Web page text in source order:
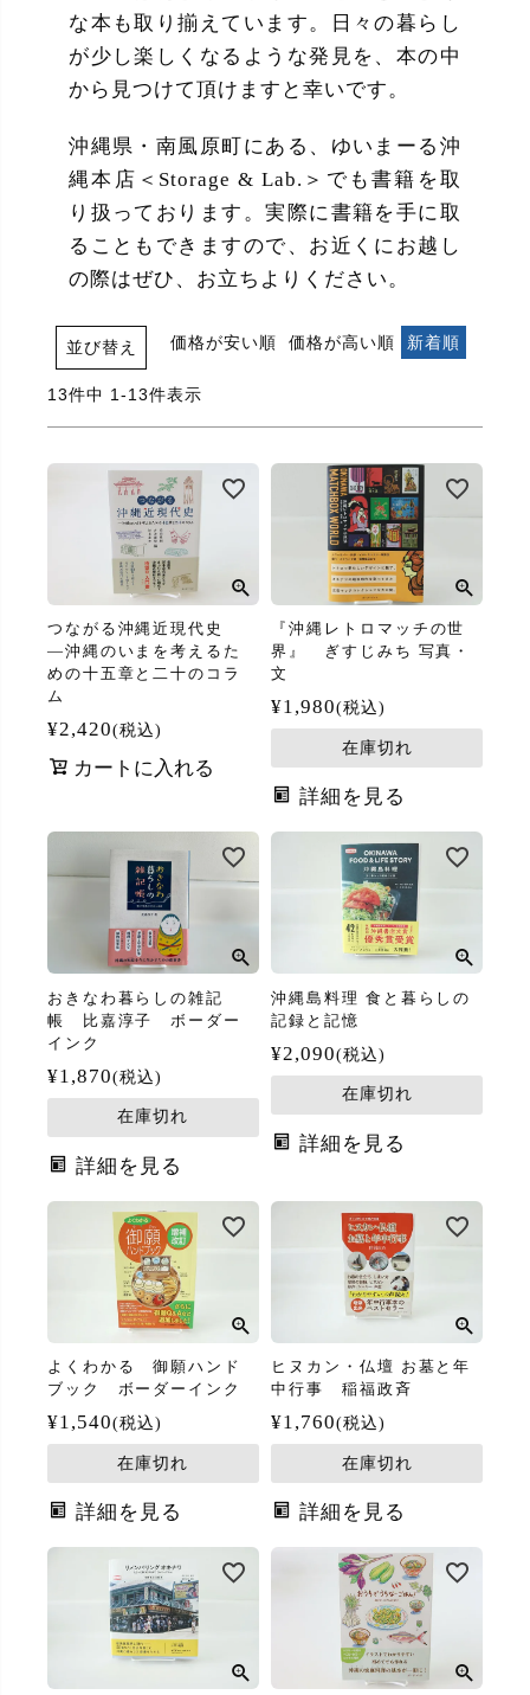
な本も取り揃えています。日々の暮らし
が少し楽しくなるような発見を、本の中
から見つけて頂けますと幸いです。
沖縄県・南風原町にある、ゆいまーる沖
縄本店＜Storage & Lab.＞でも書籍を取
り扱っております。実際に書籍を手に取
ることもできますので、お近くにお越し
の際はぜひ、お立ちよりください。
並び替え 価格が安い順 価格が高い順 新着順
13件中 1 -13件表示
つながる沖縄近現代史
―沖縄のいまを考えるた
めの十五章と二十のコラ
ム
¥2,420 税込
カートに入れる
『沖縄レトロマッチの世
界』 ぎすじみち 写真・
文
¥1,980 税込
在庫切れ
詳細を見る
おきなわ暮らしの雑記
帳 比嘉淳子 ボーダー
インク
¥1,870 税込
在庫切れ
詳細を見る
沖縄島料理 食と暮らしの
記録と記憶
¥2,090 税込
在庫切れ
詳細を見る
よくわかる 御願ハンド
ブック ボーダーインク
¥1,540 税込
在庫切れ
詳細を見る
ヒヌカン・仏壇 お墓と年
中行事 稲福政斉
¥1,760 税込
在庫切れ
詳細を見る